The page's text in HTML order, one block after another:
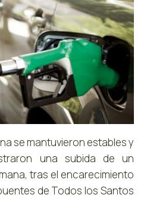
se mantuvieron estables y
una subida de un
tras el encarecimiento
de Todos los Santos